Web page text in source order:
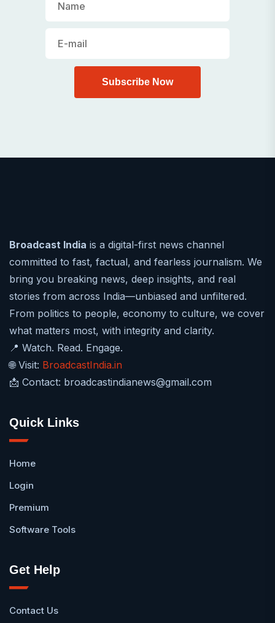
Broadcast India is a digital-first news channel
committed to fast, factual, and fearless journalism. We
bring you breaking news, deep insights, and real
stories from across India—unbiased and unfiltered.
From politics to people, economy to culture, we cover
what matters most, with integrity and clarity.
📍 Watch. Read. Engage.
🌐 Visit: BroadcastIndia.in
📩 Contact: broadcastindianews@gmail.com
Quick Links
Home
Login
Premium
Software Tools
Get Help
Contact Us